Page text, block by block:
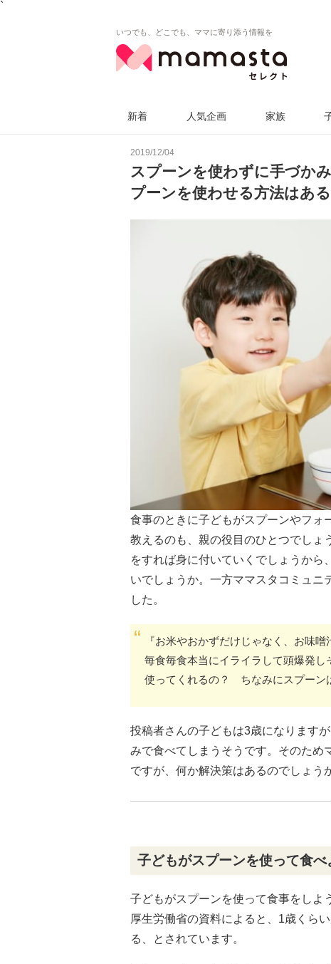
`
いつでも、どこでも、ママに寄り添う情報を
新着 人気企画 家族
2019/12/04
スプーンを使わずに手づか
プーンを使わせる方法はある
食事のときに子どもがスプーンやフォ
教えるのも、親の役目のひとつでしょ
をすれば身に付いていくでしょうから
いでしょうか。一方ママスタコミュニ
した。
『お米やおかずだけじゃなく、お味
毎食毎食本当にイライラして頭爆発
使ってくれるの？ ちなみにスプーン
投稿者さんの子どもは3歳になります
みで食べてしまうそうです。そのため
ですが、何か解決策はあるのでしょう
子どもがスプーンを使って食べ
子どもがスプーンを使って食事をしよ
厚生労働省の資料によると、1歳くら
る、とされています。